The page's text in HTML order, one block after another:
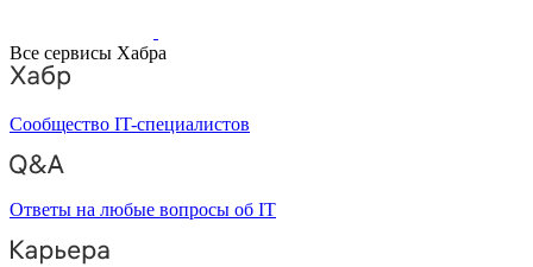
Все сервисы Хабра
Сообщество IT-специалистов
Ответы на любые вопросы об IT